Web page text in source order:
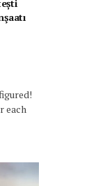
each